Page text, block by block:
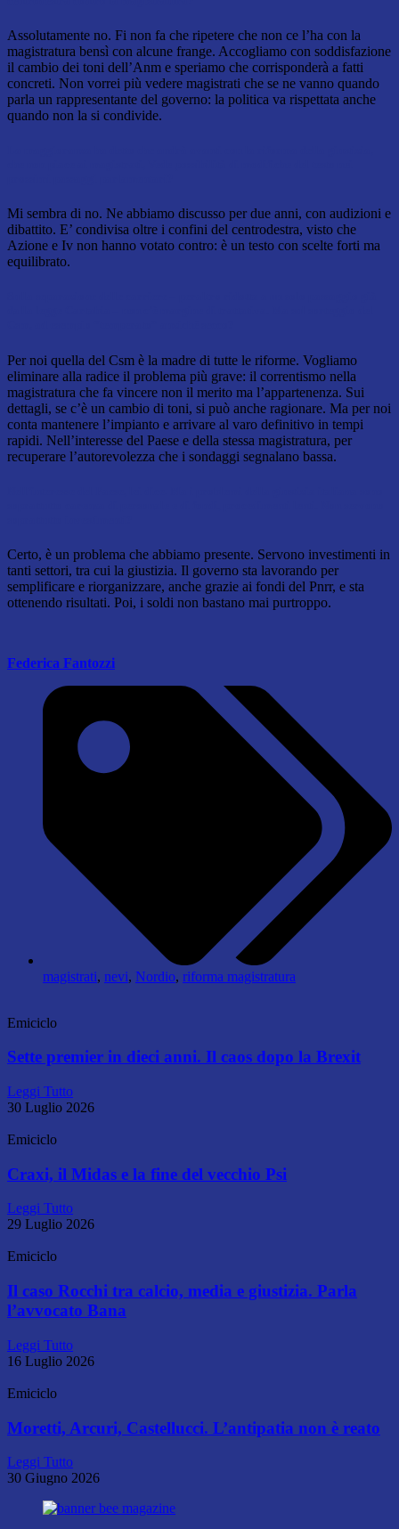
Assolutamente no. Fi non fa che ripetere che non ce l’ha con la
magistratura bensì con alcune frange. Accogliamo con soddisfazione
il cambio dei toni dell’Anm e speriamo che corrisponderà a fatti
concreti. Non vorrei più vedere magistrati che se ne vanno quando
parla un rappresentante del governo: la politica va rispettata anche
quando non la si condivide.
Mi sembra di no. Ne abbiamo discusso per due anni, con audizioni e
dibattito. E’ condivisa oltre i confini del centrodestra, visto che
Azione e Iv non hanno votato contro: è un testo con scelte forti ma
equilibrato.
Per noi quella del Csm è la madre di tutte le riforme. Vogliamo
eliminare alla radice il problema più grave: il correntismo nella
magistratura che fa vincere non il merito ma l’appartenenza. Sui
dettagli, se c’è un cambio di toni, si può anche ragionare. Ma per noi
conta mantenere l’impianto e arrivare al varo definitivo in tempi
rapidi. Nell’interesse del Paese e della stessa magistratura, per
recuperare l’autorevolezza che i sondaggi segnalano bassa.
Certo, è un problema che abbiamo presente. Servono investimenti in
tanti settori, tra cui la giustizia. Il governo sta lavorando per
semplificare e riorganizzare, anche grazie ai fondi del Pnrr, e sta
ottenendo risultati. Poi, i soldi non bastano mai purtroppo.
Federica Fantozzi
magistrati, nevi, Nordio, riforma magistratura
Emiciclo
Sette premier in dieci anni. Il caos dopo la Brexit
Leggi Tutto
30 Luglio 2026
Emiciclo
Craxi, il Midas e la fine del vecchio Psi
Leggi Tutto
29 Luglio 2026
Emiciclo
Il caso Rocchi tra calcio, media e giustizia. Parla
l’avvocato Bana
Leggi Tutto
16 Luglio 2026
Emiciclo
Moretti, Arcuri, Castellucci. L’antipatia non è reato
Leggi Tutto
30 Giugno 2026